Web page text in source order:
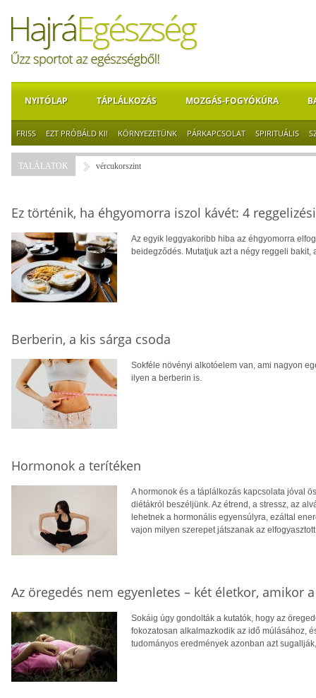
NYITÓLAP TÁPLÁLKOZÁS MOZGÁS-FOGYÓKÚRA
FRISS EZT PRÓBÁLD KI! KÖRNYEZETÜNK PÁRKAPCSOLAT SPIRITUÁLIS
TALÁLATOK vércukorszint
Ez történik, ha éhgyomorra iszol kávét: 4
Az egyik leggyakoribb hiba az éhgyomorra
beidegződés. Mutatjuk azt a négy reggeli
Berberin, a kis sárga csoda
Sokféle növényi alkotóelem van, ami nagyon
ilyen a berberin is.
Hormonok a terítéken
A hormonok és a táplálkozás kapcsolata jóval
diétákról beszéljünk. Az étrend, a stressz, az
lehetnek a hormonális egyensúlyra, ezáltal
vajon milyen szerepet játszanak az
Az öregedés nem egyenletes – két életkor, amikor
Sokáig úgy gondolták a kutatók, hogy az
fokozatosan alkalmazkodik az idő múlásához,
tudományos eredmények azonban azt